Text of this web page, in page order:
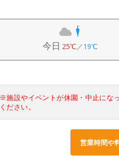
今日 25℃／19℃
※施設やイベントが休園・中止にな
ください。
営業時間や